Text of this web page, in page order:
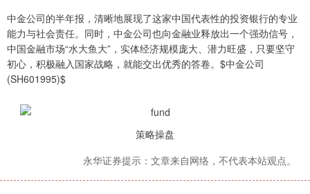
中金公司的半年报，清晰地展现了这家中国代表性的投资银行的专业
能力与社会责任。同时，中金公司也向金融业释放出一个强劲信号，
中国金融市场“水大鱼大”，实体经济规模庞大、潜力旺盛，只要坚守
初心，积极融入国家战略，就能交出优秀的答卷。$中金公司
(SH601995)$
策略操盘
永华证券提示：文章来自网络，不代表本站观点。